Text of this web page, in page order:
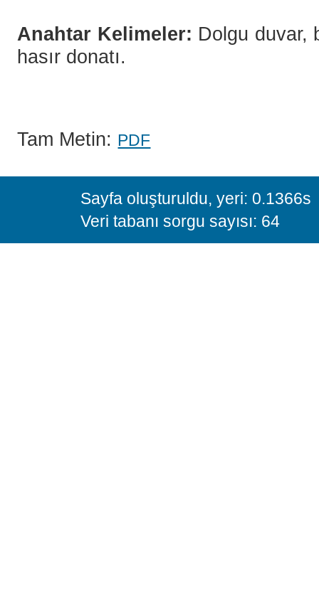
Anahtar Kelimeler: Dolgu duvar,
hasır donatı.
Tam Metin: PDF
Sayfa oluşturuldu, yeri: 0.1366s
Veri tabanı sorgu sayısı: 64